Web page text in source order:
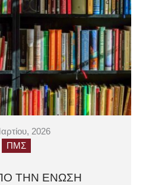
2026
ΠΜΣ
ΤΗΝ ΕΝΩΣΗ